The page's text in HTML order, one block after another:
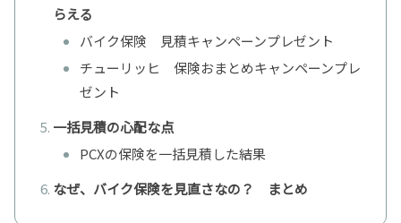
らえる
バイク保険 見積キャンペーンプレゼント
チューリッヒ 保険おまとめキャンペーンプレ
ゼント
一括見積の心配な点
PCXの保険を一括見積した結果
なぜ、バイク保険を見直さなの？ まとめ